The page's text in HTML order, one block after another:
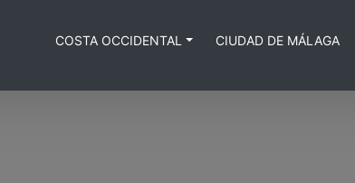
COSTA OCCIDENTAL CIUDAD DE MÁLAGA